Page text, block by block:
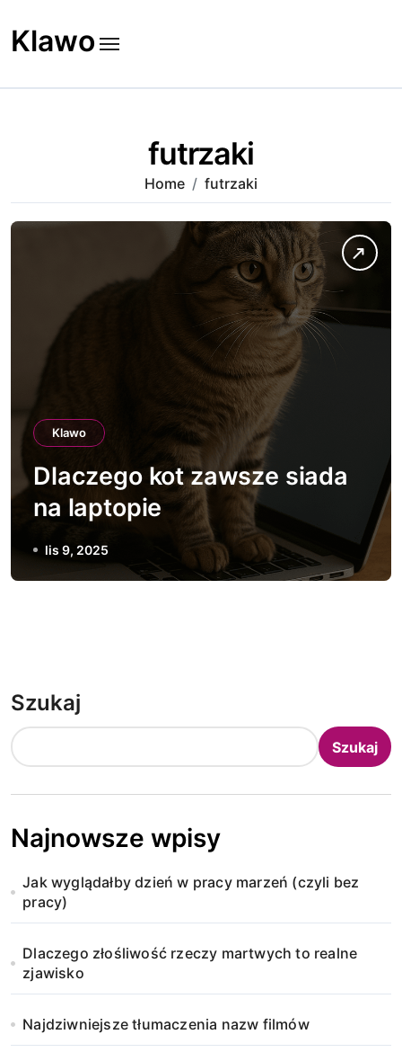
to
content
Klawo
futrzaki
Home futrzaki
Klawo
Dlaczego kot zawsze siada
na laptopie
lis 9, 2025
Szukaj
Szukaj
Najnowsze wpisy
Jak wyglądałby dzień w pracy marzeń (czyli bez
pracy)
Dlaczego złośliwość rzeczy martwych to realne
zjawisko
Najdziwniejsze tłumaczenia nazw filmów